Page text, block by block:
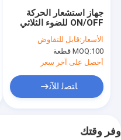
جهاز استشعار الحركة
ON/OFF للضوء الثلاثي
الدليل، مفتاح الغطس
السفلي والإعداد عن بعد
متاحة
الأسعار:قابل للتفاوض
MOQ:100 قطعة
أحصل على آخر سعر
ﺎﺘﺼﻟ ﺍﻶﻧ
وفر وقتك